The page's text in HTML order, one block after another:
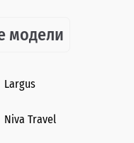
модели
Largus
Niva Travel